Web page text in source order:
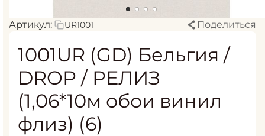
Артикул: UR1001 Поделиться
1001UR (GD) Бельгия /
DROP / РЕЛИЗ
(1,06*10м обои винил
флиз) (6)